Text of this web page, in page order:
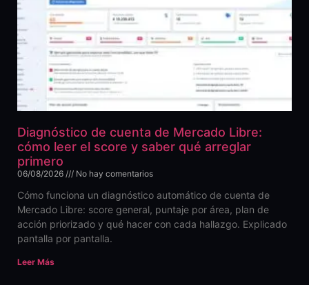
Diagnóstico de cuenta de Mercado Libre:
cómo leer el score y saber qué arreglar
primero
06/08/2026 No hay comentarios
Cómo funciona un diagnóstico automático de cuenta de
Mercado Libre: score general, puntaje por área, plan de
acción priorizado y qué hacer con cada hallazgo. Explicado
pantalla por pantalla.
Leer Más